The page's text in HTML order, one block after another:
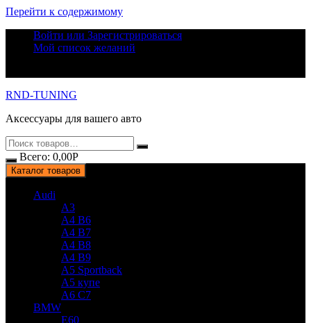
Перейти к содержимому
Войти или Зарегистрироваться
Мой список желаний
RND-TUNING
Аксессуары для вашего авто
Всего: 0,00Р
Каталог товаров
Audi
A3
A4 B6
A4 B7
A4 B8
A4 B9
A5 Sportback
A5 купе
A6 C7
BMW
E60